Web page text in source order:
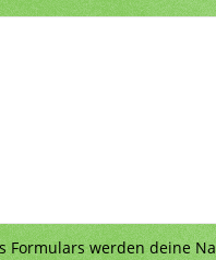
Formulars werden deine